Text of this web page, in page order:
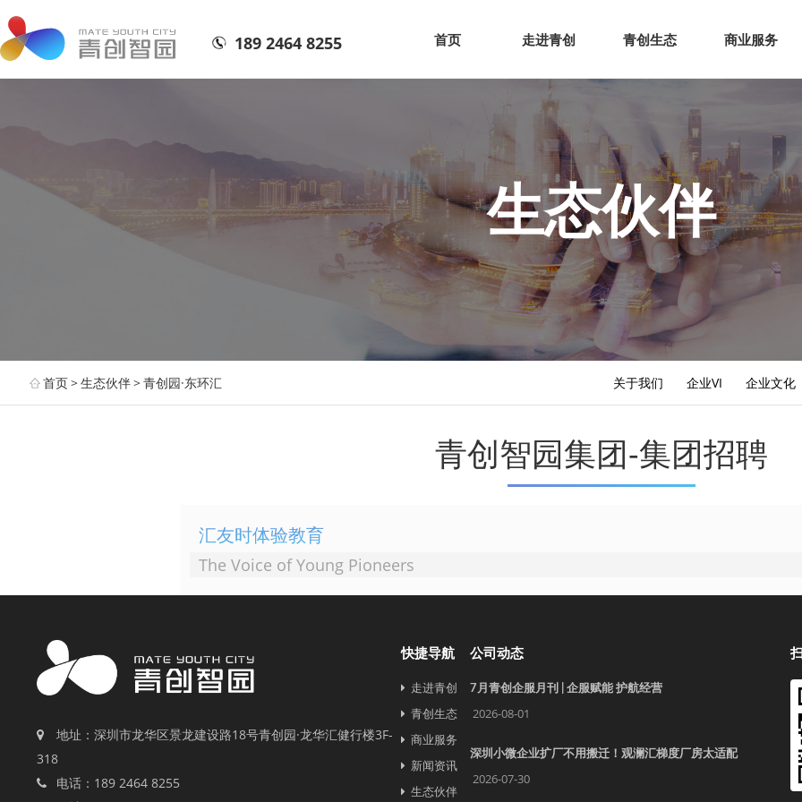
网站首页 走进青创 青创
189 2464 8255 首页 走进青创 青创生态 商业服务
生态伙伴
首页>生态伙伴>青创园·东环汇 关于我们 企业VI 企业文化
青创智园集团-集团招聘
汇友时体验教育
The Voice of Young Pioneers
地址：深圳市龙华区景龙建设路18号青创园·龙华汇健行楼3F-
318
电话：189 2464 8255
快捷导航
走进青创
青创生态
商业服务
新闻资讯
生态伙伴
公司动态
7月青创企服月刊 | 企服赋能 护航经营
2026-08-01
深圳小微企业扩厂不用搬迁！观澜汇梯度厂房太适配
2026-07-30